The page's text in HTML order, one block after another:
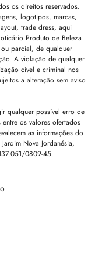
os direitos reservados.
logotipos, marcas,
trade dress, aqui
Produto de Beleza
parcial, de qualquer
A violação de qualquer
cível e criminal nos
a alteração sem aviso
qualquer possível erro de
os valores ofertados
as informações do
Nova Jordanésia,
0809-45.